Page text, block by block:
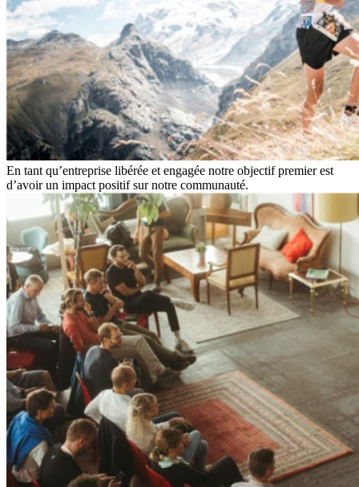
En tant qu’entreprise libérée et engagée notre objectif premier est
d’avoir un impact positif sur notre communauté.